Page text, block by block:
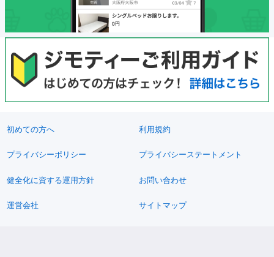
初めての方へ 利用規約
プライバシーポリシー プライバシーステートメント
健全化に資する運用方針 お問い合わせ
運営会社 サイトマップ